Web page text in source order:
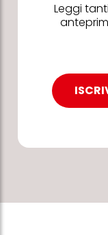
Leggi